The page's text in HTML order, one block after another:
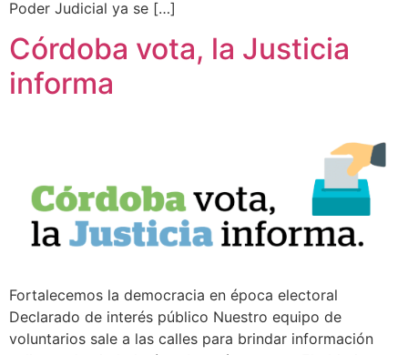
Poder Judicial ya se […]
Córdoba vota, la Justicia
informa
Fortalecemos la democracia en época electoral
Declarado de interés público Nuestro equipo de
voluntarios sale a las calles para brindar información